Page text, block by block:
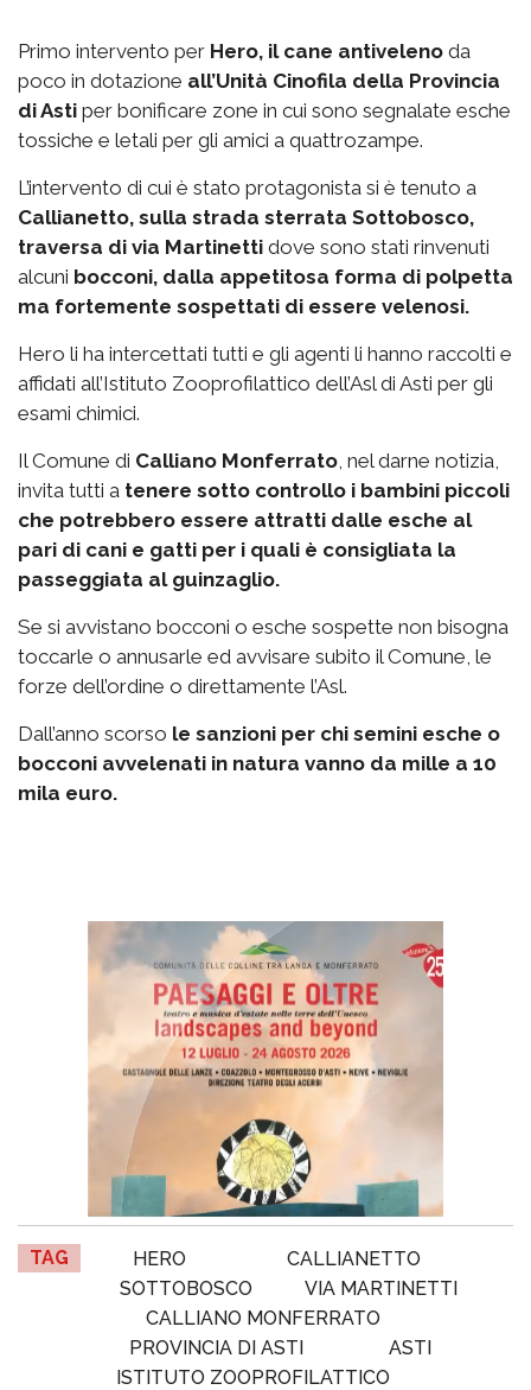
Primo intervento per Hero, il cane antiveleno da
poco in dotazione all’Unità Cinofila della Provincia
di Asti per bonificare zone in cui sono segnalate esche
tossiche e letali per gli amici a quattrozampe.
L’intervento di cui è stato protagonista si è tenuto a
Callianetto, sulla strada sterrata Sottobosco,
traversa di via Martinetti dove sono stati rinvenuti
alcuni bocconi, dalla appetitosa forma di polpetta
ma fortemente sospettati di essere velenosi.
Hero li ha intercettati tutti e gli agenti li hanno raccolti e
affidati all’Istituto Zooprofilattico dell’Asl di Asti per gli
esami chimici.
Il Comune di Calliano Monferrato , nel darne notizia,
invita tutti a tenere sotto controllo i bambini piccoli
che potrebbero essere attratti dalle esche al
pari di cani e gatti per i quali è consigliata la
passeggiata al guinzaglio.
Se si avvistano bocconi o esche sospette non bisogna
toccarle o annusarle ed avvisare subito il Comune, le
forze dell’ordine o direttamente l’Asl.
Dall’anno scorso le sanzioni per chi semini esche o
bocconi avvelenati in natura vanno da mille a 10
mila euro.
TAG HERO
CALLIANETTO
SOTTOBOSCO
VIA MARTINETTI
CALLIANO MONFERRATO
PROVINCIA DI ASTI
ASTI
ISTITUTO ZOOPROFILATTICO